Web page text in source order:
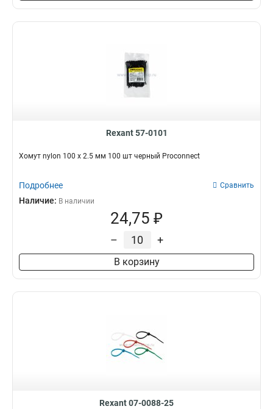
Rexant 57-0101
Хомут nylon 100 х 2.5 мм 100 шт черный Proconnect
Подробнее Сравнить
Наличие: В наличии
24,75 ₽
– +
В корзину
Rexant 07-0088-25